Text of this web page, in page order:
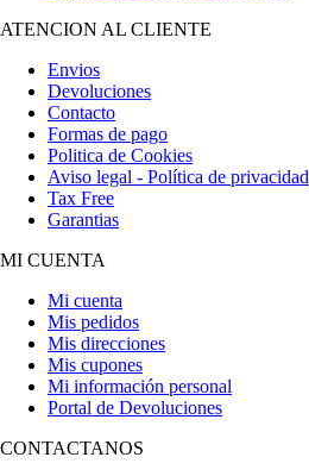
ATENCION AL CLIENTE
Envios
Devoluciones
Contacto
Formas de pago
Politica de Cookies
Aviso legal - Política de privacidad
Tax Free
Garantias
MI CUENTA
Mi cuenta
Mis pedidos
Mis direcciones
Mis cupones
Mi información personal
Portal de Devoluciones
CONTACTANOS